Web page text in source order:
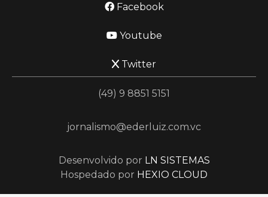
Facebook
Youtube
Twitter
(49) 9 8851 5151
jornalismo@ederluiz.com.vc
Desenvolvido por LN SISTEMAS
Hospedado por HEXIO CLOUD